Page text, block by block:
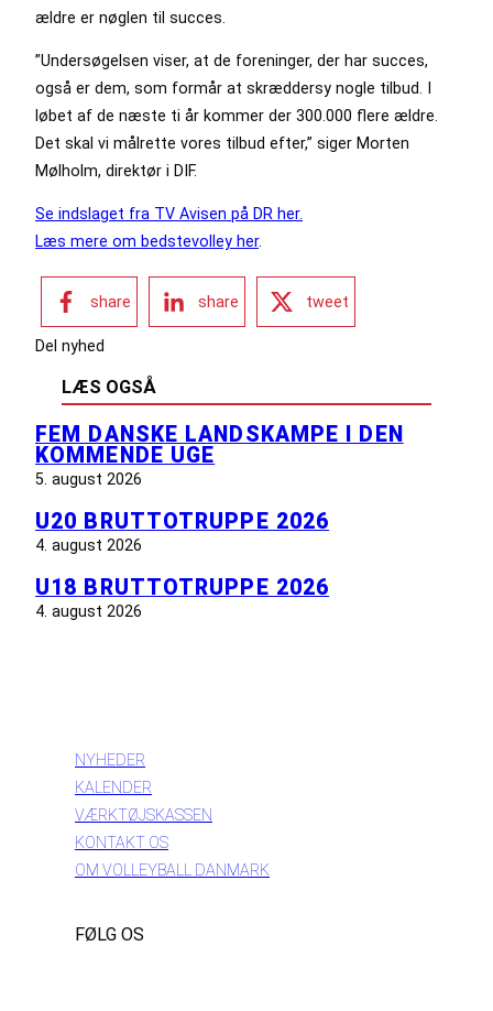
ældre er nøglen til succes.
”Undersøgelsen viser, at de foreninger, der har succes,
også er dem, som formår at skræddersy nogle tilbud. I
løbet af de næste ti år kommer der 300.000 flere ældre.
Det skal vi målrette vores tilbud efter,” siger Morten
Mølholm, direktør i DIF.
Se indslaget fra TV Avisen på DR her.
Læs mere om bedstevolley her.
share share tweet
Del nyhed
LÆS OGSÅ
FEM DANSKE LANDSKAMPE I DEN
KOMMENDE UGE
5. august 2026
U20 BRUTTOTRUPPE 2026
4. august 2026
U18 BRUTTOTRUPPE 2026
4. august 2026
NYHEDER
KALENDER
VÆRKTØJSKASSEN
KONTAKT OS
OM VOLLEYBALL DANMARK
FØLG OS